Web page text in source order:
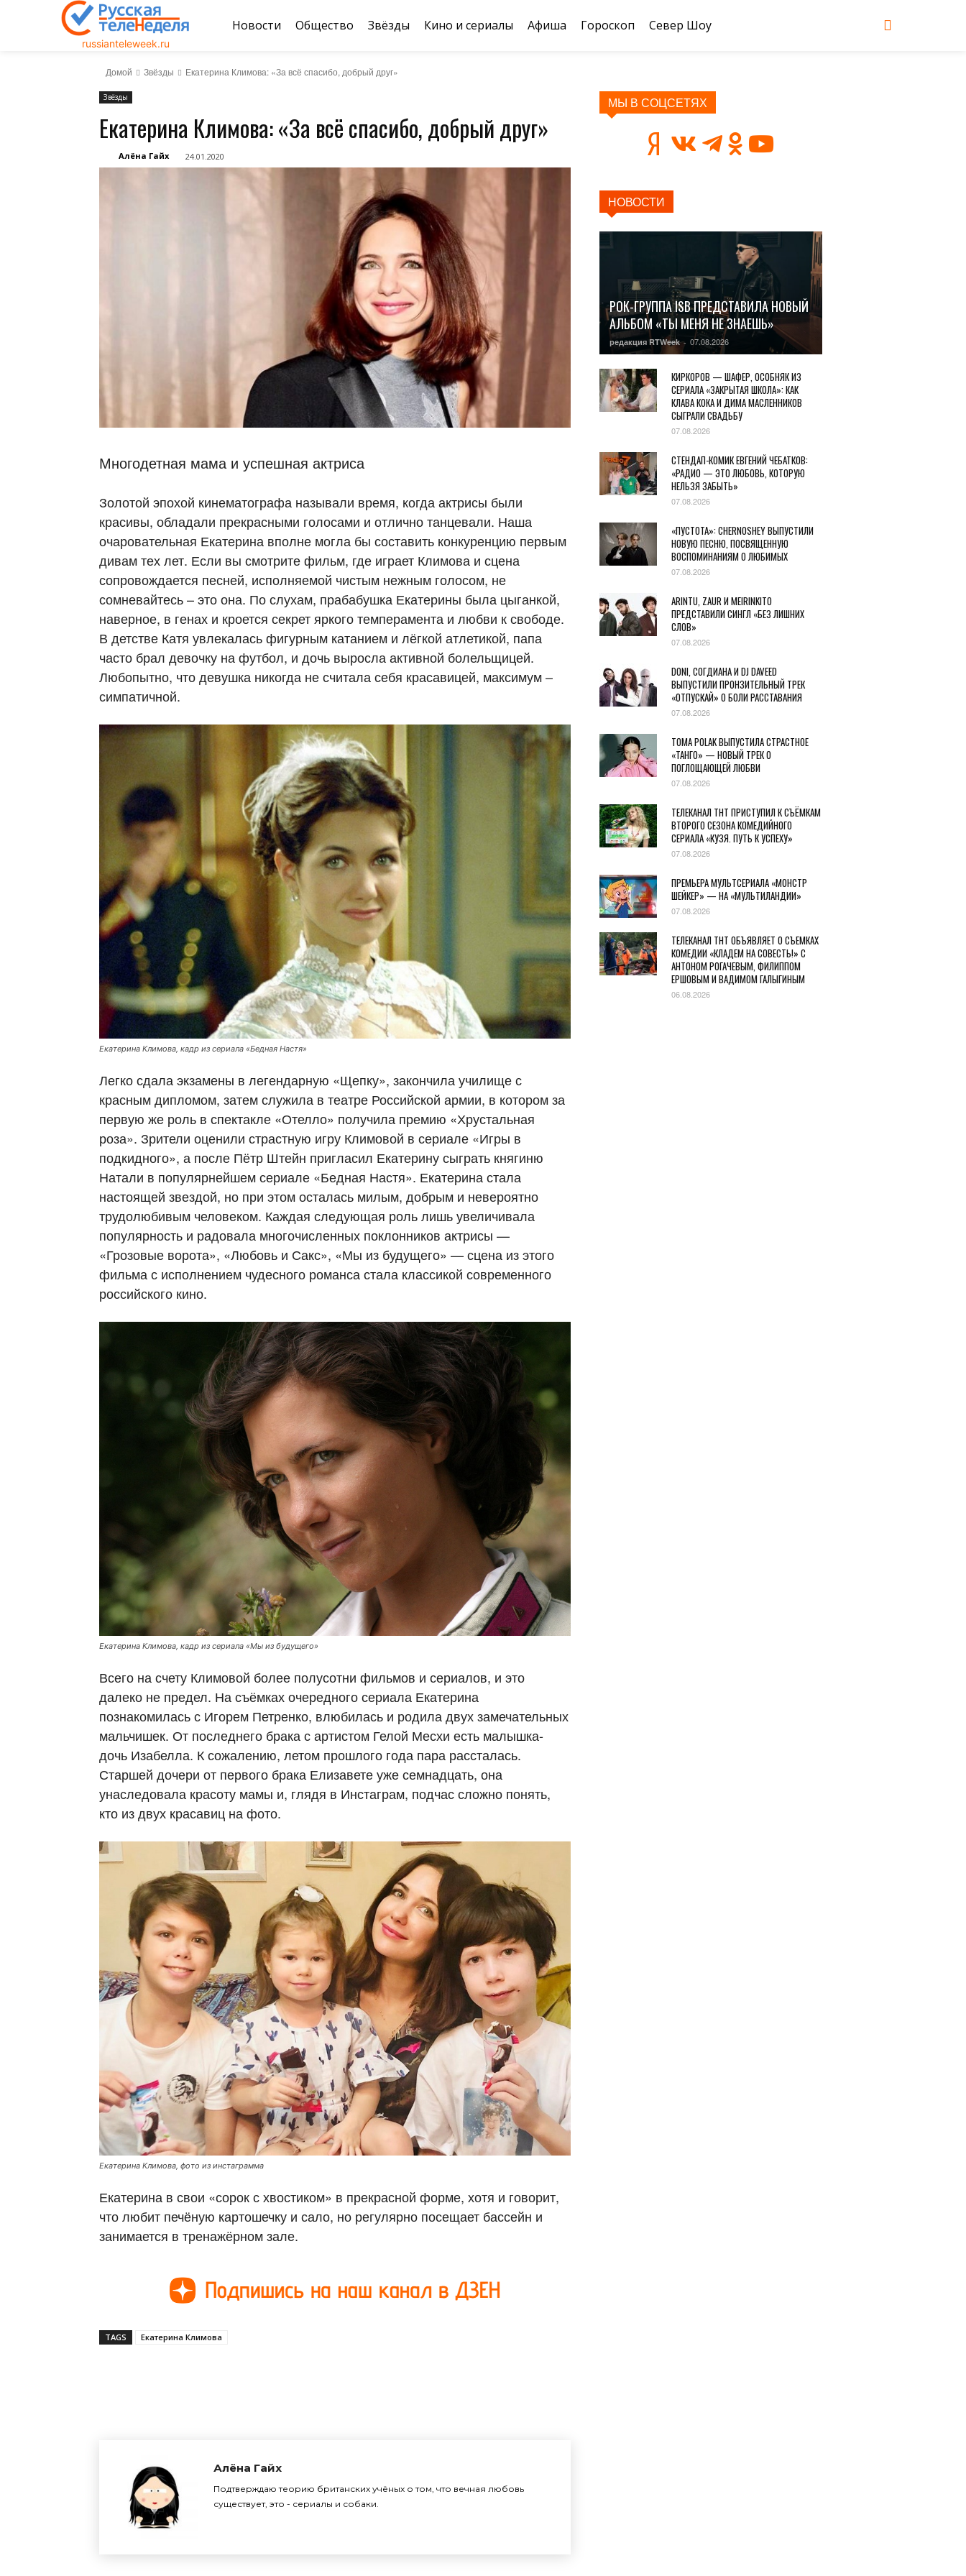
russianteleweek.ru
Новости Общество Звёзды Кино и сериалы Афиша Гороскоп Север Шоу
Домой Звёзды Екатерина Климова: «За всё спасибо, добрый друг»
Звёзды
Екатерина Климова: «За всё спасибо, добрый друг»
Алёна Гайх 24.01.2020
Многодетная мама и успешная актриса
Золотой эпохой кинематографа называли время, когда актрисы были
красивы, обладали прекрасными голосами и отлично танцевали. Наша
очаровательная Екатерина вполне могла бы составить конкуренцию первым
дивам тех лет. Если вы смотрите фильм, где играет Климова и сцена
сопровождается песней, исполняемой чистым нежным голосом, не
сомневайтесь – это она. По слухам, прабабушка Екатерины была цыганкой,
наверное, в генах и кроется секрет яркого темперамента и любви к свободе.
В детстве Катя увлекалась фигурным катанием и лёгкой атлетикой, папа
часто брал девочку на футбол, и дочь выросла активной болельщицей.
Любопытно, что девушка никогда не считала себя красавицей, максимум –
симпатичной.
Екатерина Климова, кадр из сериала «Бедная Настя»
Легко сдала экзамены в легендарную «Щепку», закончила училище с
красным дипломом, затем служила в театре Российской армии, в котором за
первую же роль в спектакле «Отелло» получила премию «Хрустальная
роза». Зрители оценили страстную игру Климовой в сериале «Игры в
подкидного», а после Пётр Штейн пригласил Екатерину сыграть княгиню
Натали в популярнейшем сериале «Бедная Настя». Екатерина стала
настоящей звездой, но при этом осталась милым, добрым и невероятно
трудолюбивым человеком. Каждая следующая роль лишь увеличивала
популярность и радовала многочисленных поклонников актрисы —
«Грозовые ворота», «Любовь и Сакс», «Мы из будущего» — сцена из этого
фильма с исполнением чудесного романса стала классикой современного
российского кино.
Екатерина Климова, кадр из сериала «Мы из будущего»
Всего на счету Климовой более полусотни фильмов и сериалов, и это
далеко не предел. На съёмках очередного сериала Екатерина
познакомилась с Игорем Петренко, влюбилась и родила двух замечательных
мальчишек. От последнего брака с артистом Гелой Месхи есть малышка-
дочь Изабелла. К сожалению, летом прошлого года пара рассталась.
Старшей дочери от первого брака Елизавете уже семнадцать, она
унаследовала красоту мамы и, глядя в Инстаграм, подчас сложно понять,
кто из двух красавиц на фото.
Екатерина Климова, фото из инстаграмма
Екатерина в свои «сорок с хвостиком» в прекрасной форме, хотя и говорит,
что любит печёную картошечку и сало, но регулярно посещает бассейн и
занимается в тренажёрном зале.
TAGS Екатерина Климова
Алёна Гайх
Подтверждаю теорию британских учёных о том, что вечная любовь
существует, это - сериалы и собаки.
МЫ В СОЦСЕТЯХ
НОВОСТИ
РОК-ГРУППА ISB ПРЕДСТАВИЛА НОВЫЙ
АЛЬБОМ «ТЫ МЕНЯ НЕ ЗНАЕШЬ»
редакция RTWeek - 07.08.2026
КИРКОРОВ — ШАФЕР, ОСОБНЯК ИЗ
СЕРИАЛА «ЗАКРЫТАЯ ШКОЛА»: КАК
КЛАВА КОКА И ДИМА МАСЛЕННИКОВ
СЫГРАЛИ СВАДЬБУ
07.08.2026
СТЕНДАП-КОМИК ЕВГЕНИЙ ЧЕБАТКОВ:
«РАДИО — ЭТО ЛЮБОВЬ, КОТОРУЮ
НЕЛЬЗЯ ЗАБЫТЬ»
07.08.2026
«ПУСТОТА»: CHERNOSHEY ВЫПУСТИЛИ
НОВУЮ ПЕСНЮ, ПОСВЯЩЕННУЮ
ВОСПОМИНАНИЯМ О ЛЮБИМЫХ
07.08.2026
ARINTU, ZAUR И MEIRINKITO
ПРЕДСТАВИЛИ СИНГЛ «БЕЗ ЛИШНИХ
СЛОВ»
07.08.2026
DONI, СОГДИАНА И DJ DAVEED
ВЫПУСТИЛИ ПРОНЗИТЕЛЬНЫЙ ТРЕК
«ОТПУСКАЙ» О БОЛИ РАССТАВАНИЯ
07.08.2026
TOMA POLAK ВЫПУСТИЛА СТРАСТНОЕ
«ТАНГО» — НОВЫЙ ТРЕК О
ПОГЛОЩАЮЩЕЙ ЛЮБВИ
07.08.2026
ТЕЛЕКАНАЛ ТНТ ПРИСТУПИЛ К СЪЁМКАМ
ВТОРОГО СЕЗОНА КОМЕДИЙНОГО
СЕРИАЛА «КУЗЯ. ПУТЬ К УСПЕХУ»
07.08.2026
ПРЕМЬЕРА МУЛЬТСЕРИАЛА «МОНСТР
ШЕЙКЕР» — НА «МУЛЬТИЛАНДИИ»
07.08.2026
ТЕЛЕКАНАЛ ТНТ ОБЪЯВЛЯЕТ О СЪЕМКАХ
КОМЕДИИ «КЛАДЕМ НА СОВЕСТЬ!» С
АНТОНОМ РОГАЧЕВЫМ, ФИЛИППОМ
ЕРШОВЫМ И ВАДИМОМ ГАЛЫГИНЫМ
06.08.2026